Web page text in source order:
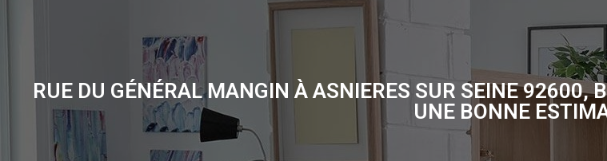
RUE DU GÉNÉRAL MANGIN À ASNIERES SUR SEINE 92600,
UNE BONNE